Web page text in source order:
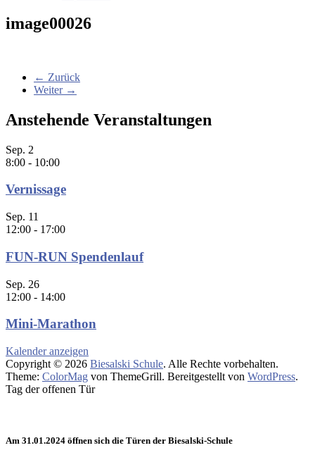
image00026
← Zurück
Weiter →
Anstehende Veranstaltungen
Sep. 2
8:00 - 10:00
Vernissage
Sep. 11
12:00 - 17:00
FUN-RUN Spendenlauf
Sep. 26
12:00 - 14:00
Mini-Marathon
Kalender anzeigen
Copyright © 2026 Biesalski Schule. Alle Rechte vorbehalten.
Theme: ColorMag von ThemeGrill. Bereitgestellt von WordPress.
Tag der offenen Tür
Am 31.01.2024 öffnen sich die Türen der Biesalski-Schule